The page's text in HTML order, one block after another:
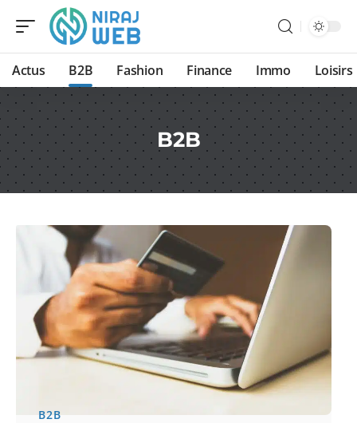
Actus B2B Fashion Finance Immo Loisirs
B2B
B2B